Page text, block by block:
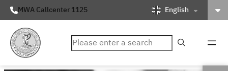
MWA Callcenter 1125 English
ค้นหา